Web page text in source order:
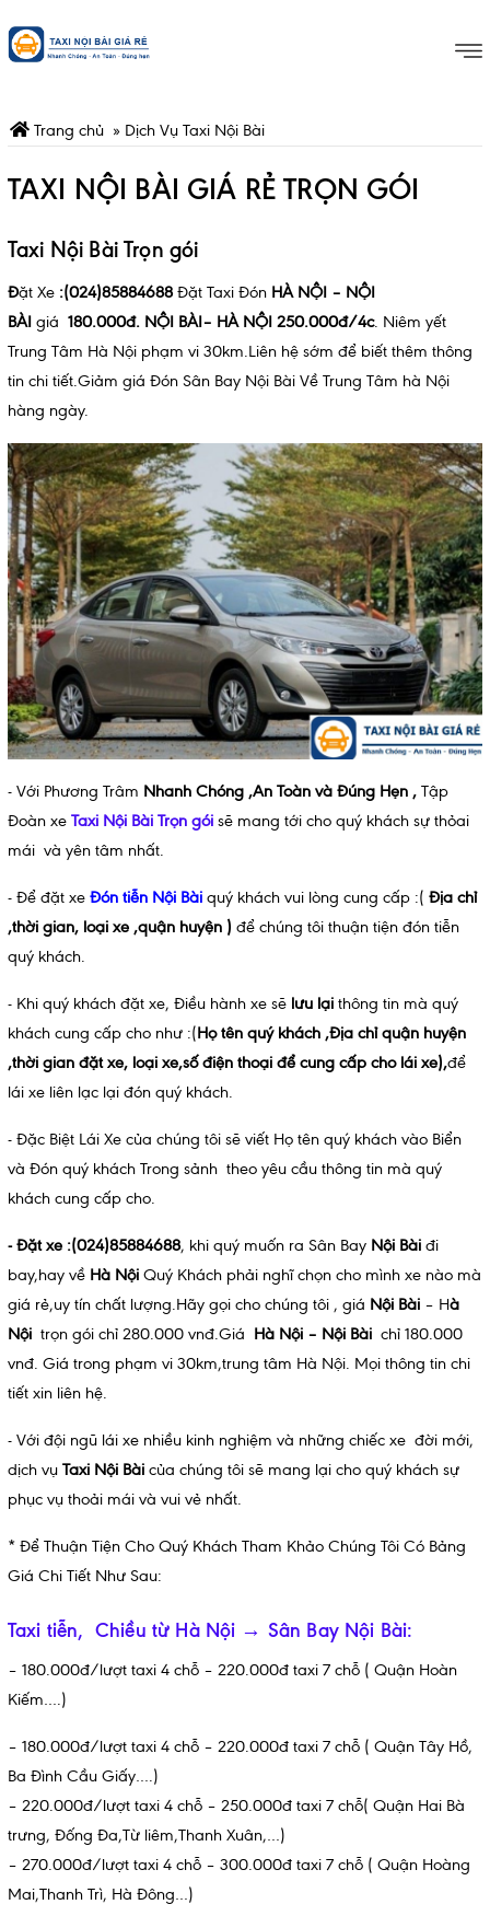
Trang chủ » Dịch Vụ Taxi Nội Bài
TAXI NỘI BÀI GIÁ RẺ TRỌN GÓI
Taxi Nội Bài Trọn gói
Đặt Xe :(024)85884688Đặt Taxi Đón HÀ NỘI – NỘI
BÀI giá 180.000đ. NỘI BÀI– HÀ NỘI 250.000đ/4c. Niêm yết
Trung Tâm Hà Nội phạm vi 30km.Liên hệ sớm để biết thêm thông
tin chi tiết.Giảm giá Đón Sân Bay Nội Bài Về Trung Tâm hà Nội
hàng ngày.
- Với Phương Trâm Nhanh Chóng ,An Toàn và Đúng Hẹn , Tập
Đoàn xe Taxi Nội Bài Trọn gói sẽ mang tới cho quý khách sự thỏai
mái và yên tâm nhất.
- Để đặt xe Đón tiễn Nội Bài quý khách vui lòng cung cấp :( Địa chỉ
,thời gian, loại xe ,quận huyện ) để chúng tôi thuận tiện đón tiễn
quý khách.
- Khi quý khách đặt xe, Điều hành xe sẽ lưu lại thông tin mà quý
khách cung cấp cho như :(Họ tên quý khách ,Địa chỉ quận huyện
,thời gian đặt xe, loại xe,số điện thoại để cung cấp cho lái xe),để
lái xe liên lạc lại đón quý khách.
- Đặc Biệt Lái Xe của chúng tôi sẽ viết Họ tên quý khách vào Biển
và Đón quý khách Trong sảnh theo yêu cầu thông tin mà quý
khách cung cấp cho.
- Đặt xe :(024)85884688, khi quý muốn ra Sân Bay Nội Bài đi
bay,hay về Hà Nội Quý Khách phải nghĩ chọn cho mình xe nào mà
giá rẻ,uy tín chất lượng.Hãy gọi cho chúng tôi , giá Nội Bài – Hà
Nội trọn gói chỉ 280.000 vnđ.Giá Hà Nội – Nội Bài chỉ 180.000
vnđ. Giá trong phạm vi 30km,trung tâm Hà Nội. Mọi thông tin chi
tiết xin liên hệ.
- Với đội ngũ lái xe nhiều kinh nghiệm và những chiếc xe đời mới,
dịch vụ Taxi Nội Bài của chúng tôi sẽ mang lại cho quý khách sự
phục vụ thoải mái và vui vẻ nhất.
* Để Thuận Tiện Cho Quý Khách Tham Khảo Chúng Tôi Có Bảng
Giá Chi Tiết Như Sau:
Taxi tiễn, Chiều từ Hà Nội → Sân Bay Nội Bài:
– 180.000đ/lượt taxi 4 chỗ – 220.000đ taxi 7 chỗ ( Quận Hoàn
Kiếm….)
– 180.000đ/lượt taxi 4 chỗ – 220.000đ taxi 7 chỗ ( Quận Tây Hồ,
Ba Đình Cầu Giấy….)
– 220.000đ/lượt taxi 4 chỗ – 250.000đ taxi 7 chỗ( Quận Hai Bà
trưng, Đống Đa,Từ liêm,Thanh Xuân,…)
– 270.000đ/lượt taxi 4 chỗ – 300.000đ taxi 7 chỗ ( Quận Hoàng
Mai,Thanh Trì, Hà Đông…)